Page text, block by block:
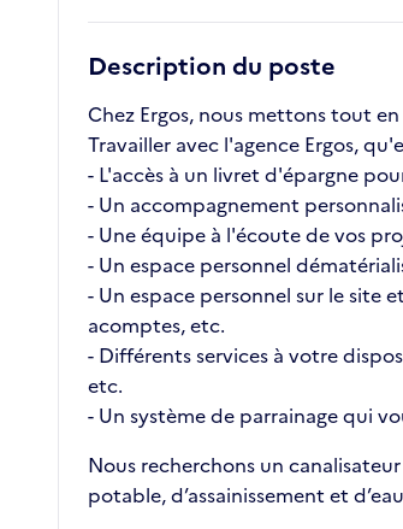
Description du poste
Chez Ergos, nous mettons tout
Travailler avec l'agence Ergos,
- L'accès à un livret d'épargne
- Un accompagnement
- Une équipe à l'écoute de vos
- Un espace personnel
- Un espace personnel sur le
acomptes, etc.
- Différents services à votre
etc.
- Un système de parrainage qui
Nous recherchons un
potable, d’assainissement et